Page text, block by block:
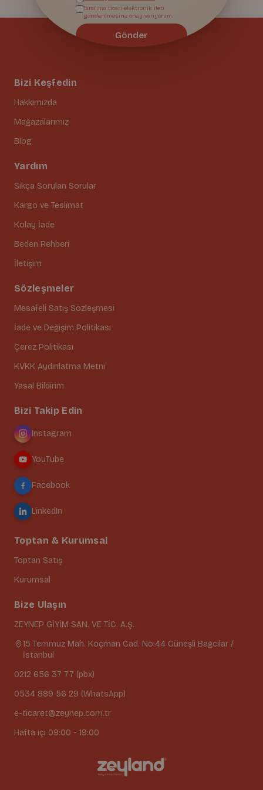
Bizi Keşfedin
Hakkımızda
Mağazalarımız
Blog
Yardım
Sıkça Sorulan Sorular
Kargo ve Teslimat
Kolay İade
Beden Rehberi
İletişim
Sözleşmeler
Mesafeli Satış Sözleşmesi
İade ve Değişim Politikası
Çerez Politikası
KVKK Aydınlatma Metni
Yasal Bildirim
Tarafıma ticari elektronik ileti
gönderilmesine onay veriyorum.
Gönder
Bizi Takip Edin
Instagram
YouTube
Facebook
LinkedIn
Toptan & Kurumsal
Toptan Satış
Kurumsal
Bize Ulaşın
ZEYNEP GİYİM SAN. VE TİC. A.Ş.
15 Temmuz Mah. Koçman Cad. No:44 Güneşli Bağcılar /
İstanbul
0212 656 37 77 (pbx)
0534 889 56 29 (WhatsApp)
e-ticaret@zeynep.com.tr
Hafta içi 09:00 - 19:00